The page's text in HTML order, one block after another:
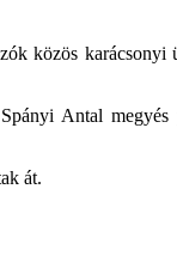
közös karácsonyi
Antal
át.